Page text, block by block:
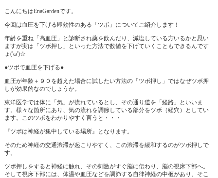
こんにちはEnaGardenです。
今回は血圧を下げる即効性のある「ツボ」についてご紹介します！
年齢を重ね「高血圧」と診断され薬を飲んだり、減塩している方いるかと思い
ますが実は「ツボ押し」といった方法で数値を下げていくこともできるんです
ょ('ω')☆
●ツボで血圧を下げる●
血圧が年齢＋９０を超えた場合に試したい方法の「ツボ押し」ではなぜツボ押
しが効果的なのでしょうか。
東洋医学では体に「気」が流れているとし、その通り道を「経路」といいま
す。様々な箇所にあり、気の流れを調節している部分をツボ（経穴）としてい
ます。このツボをわかりやすく言うと・・・
『ツボは神経が集中している場所』となります。
そのため神経の交通渋滞が起こりやすく、この渋滞を緩和するのがツボ押しで
す。
ツボ押しをすると神経に触れ、その刺激がすぐ脳に伝わり、脳の視床下部へ。
そして視床下部には、体温や血圧などを調節する自律神経の中枢があり、そこ